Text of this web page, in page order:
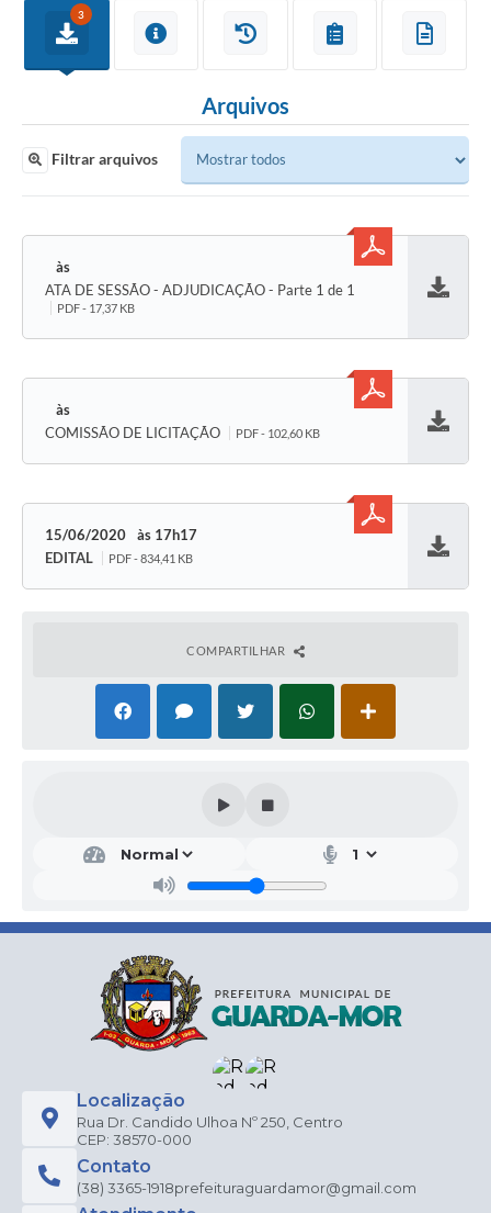
3
Arquivos
Filtrar arquivos
ATA DE SESSÃO - ADJUDICAÇÃO - Parte 1 de 1
PDF - 17,37 KB
COMISSÃO DE LICITAÇÃO PDF - 102,60 KB
15/06/2020
17h17
EDITAL
PDF - 834,41 KB
COMPARTILHAR
Localização
Rua Dr. Candido Ulhoa Nº 250, Centro
CEP: 38570-000
Contato
(38) 3365-1918prefeituraguardamor@gmail.com